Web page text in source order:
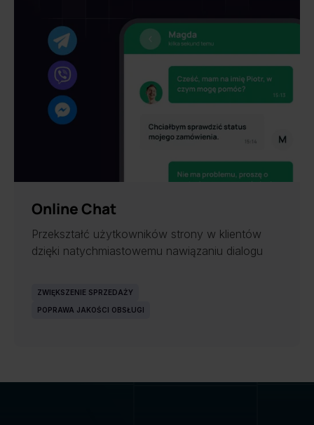
Online Chat
Przekształć użytkowników strony w klientów
dzięki natychmiastowemu nawiązaniu dialogu
ZWIĘKSZENIE SPRZEDAŻY
POPRAWA JAKOŚCI OBSŁUGI